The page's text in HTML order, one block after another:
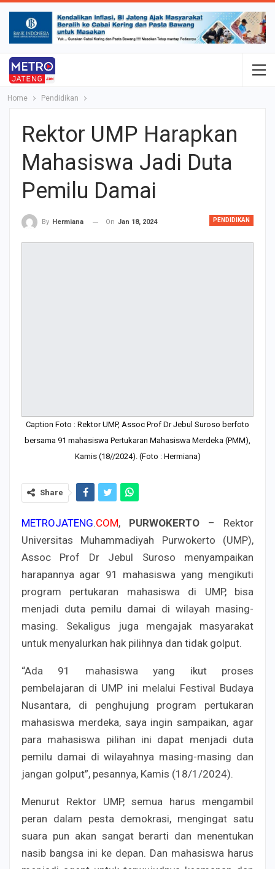
Home Pendidikan
Rektor UMP Harapkan
Mahasiswa Jadi Duta
Pemilu Damai
PENDIDIKAN
By Hermiana On Jan 18, 2024
Caption Foto : Rektor UMP, Assoc Prof Dr Jebul Suroso berfoto
bersama 91 mahasiswa Pertukaran Mahasiswa Merdeka (PMM),
Kamis (18//2024). (Foto : Hermiana)
Share
METROJATENG.COM, PURWOKERTO – Rektor
Universitas Muhammadiyah Purwokerto (UMP),
Assoc Prof Dr Jebul Suroso menyampaikan
harapannya agar 91 mahasiswa yang mengikuti
program pertukaran mahasiswa di UMP, bisa
menjadi duta pemilu damai di wilayah masing-
masing. Sekaligus juga mengajak masyarakat
untuk menyalurkan hak pilihnya dan tidak golput.
“Ada 91 mahasiswa yang ikut proses
pembelajaran di UMP ini melalui Festival Budaya
Nusantara, di penghujung program pertukaran
mahasiswa merdeka, saya ingin sampaikan, agar
para mahasiswa pilihan ini dapat menjadi duta
pemilu damai di wilayahnya masing-masing dan
jangan golput”, pesannya, Kamis (18/1/2024).
Menurut Rektor UMP, semua harus mengambil
peran dalam pesta demokrasi, mengingat satu
suara pun akan sangat berarti dan menentukan
nasib bangsa ini ke depan. Dan mahasiswa harus